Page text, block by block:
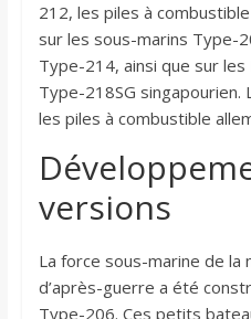
212, les piles à
sur les sous-marins Type-
Type-214, ainsi que sur
Type-218SG singapourien.
les piles à combustible
versions
La force sous-marine de la
d’après-guerre a été
Type-206. Ces petits